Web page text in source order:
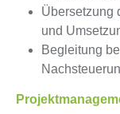
Übersetzung
und
Begleitung